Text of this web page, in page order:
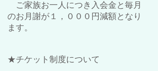
ご家族お一人につき入会金と毎月
のお月謝が１，０００円減額となり
ます。
★チケット制度について